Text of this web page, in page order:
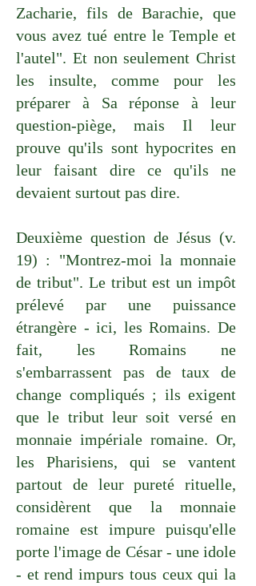
Zacharie, fils de Barachie, que
vous avez tué entre le Temple et
l'autel". Et non seulement Christ
les insulte, comme pour les
préparer à Sa réponse à leur
question-piège, mais Il leur
prouve qu'ils sont hypocrites en
leur faisant dire ce qu'ils ne
devaient surtout pas dire.
Deuxième question de Jésus (v.
19) : "Montrez-moi la monnaie
de tribut". Le tribut est un impôt
prélevé par une puissance
étrangère - ici, les Romains. De
fait, les Romains ne
s'embarrassent pas de taux de
change compliqués ; ils exigent
que le tribut leur soit versé en
monnaie impériale romaine. Or,
les Pharisiens, qui se vantent
partout de leur pureté rituelle,
considèrent que la monnaie
romaine est impure puisqu'elle
porte l'image de César - une idole
- et rend impurs tous ceux qui la